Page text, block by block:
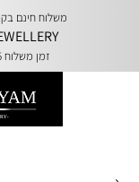
משלוח חינם בקנייה
זמן משלוח 1-5 ימי עסקים